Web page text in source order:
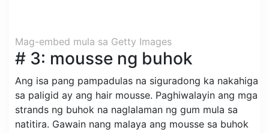
Mag-embed mula sa Getty Images
# 3: mousse ng buhok
Ang isa pang pampadulas na siguradong ka nakahiga
sa paligid ay ang hair mousse. Paghiwalayin ang mga
strands ng buhok na naglalaman ng gum mula sa
natitira. Gawain nang malaya ang mousse sa buhok